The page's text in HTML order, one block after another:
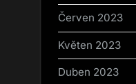
Červen 2023
Květen 2023
Duben 2023